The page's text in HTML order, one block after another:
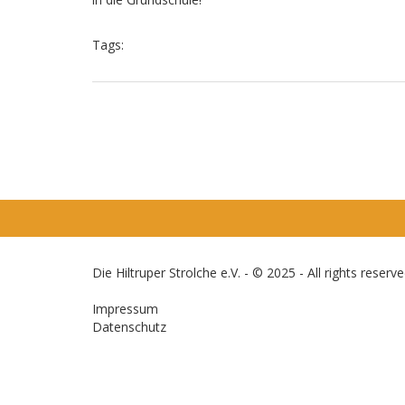
Tags:
Die Hiltruper Strolche e.V. - © 2025 - All rights
Impressum
Datenschutz